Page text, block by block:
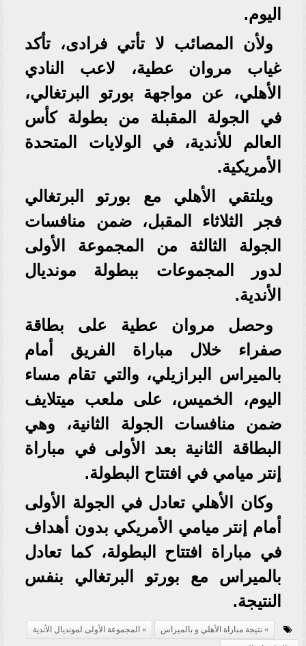
اليوم.
ولأن المصائب لا تأتي فرادى، تأكد
غياب مروان عطية، لاعب النادي
الأهلي، عن مواجهة بورتو البرتغالي،
في الجولة المقبلة من بطولة كأس
العالم للأندية، في الولايات المتحدة
الأمريكية.
ويلتقي الأهلي مع بورتو البرتغالي
فجر الثلاثاء المقبل، ضمن منافسات
الجولة الثالثة من المجموعة الأولى
لدور المجموعات ببطولة مونديال
الأندية.
وحصل مروان عطية على بطاقة
صفراء خلال مباراة الفريق أمام
بالميراس البرازيلي، والتي تقام مساء
اليوم، الخميس، على ملعب ميتلايف
ضمن منافسات الجولة الثانية، وهي
البطاقة الثانية بعد الأولى في مباراة
إنتر ميامي في افتتاح البطولة.
وكان الأهلي تعادل في الجولة الأولى
أمام إنتر ميامي الأمريكي بدون أهداف
في مباراة افتتاح البطولة، كما تعادل
بالميراس مع بورتو البرتغالي بنفس
النتيجة.
نتيجة مباراة الأهلي و بالميراس
المجموعة الأولى لمونديال الأندية